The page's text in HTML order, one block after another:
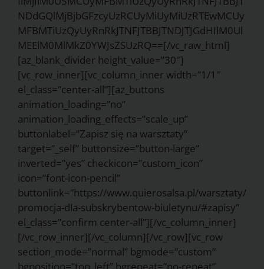
NDdGQlMjBjbGFzcyUzRCUyMiUyMiUzRTEwMCUy
MFBMTiUzQyUyRnRkJTNFJTBBJTNDJTJGdHIlM0Ul
MEElM0MlMkZ0YWJsZSUzRQ==[/vc_raw_html]
[az_blank_divider height_value=”30″]
[vc_row_inner][vc_column_inner width=”1/1″
el_class=”center-all”][az_buttons
animation_loading=”no”
animation_loading_effects=”scale_up”
buttonlabel=”Zapisz się na warsztaty”
target=”_self” buttonsize=”button-large”
inverted=”yes” checkicon=”custom_icon”
icon=”font-icon-pencil”
buttonlink=”https://www.quierosalsa.pl/warsztaty/
promocja-dla-subskrybentow-biuletynu/#zapisy”
el_class=”confirm center-all”][/vc_column_inner]
[/vc_row_inner][/vc_column][/vc_row][vc_row
section_mode=”normal” bgmode=”custom”